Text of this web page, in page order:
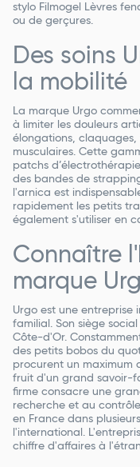
stylo Filmogel Lèvres
ou de gerçures.
Des soins
la mobilité
La marque Urgo
à limiter les douleurs
élongations, claquages,
musculaires. Cette
patchs
des bandes de
l'arnica est
rapidement les petits
également s'utiliser en
Connaître
marque
Urgo est une
familial. Son siège
Côte-d'Or.
des petits bobos du
procurent un maximum
fruit d'un grand savoir-
firme consacre une
recherche et au
en France dans
l'international.
chiffre d'affaires à